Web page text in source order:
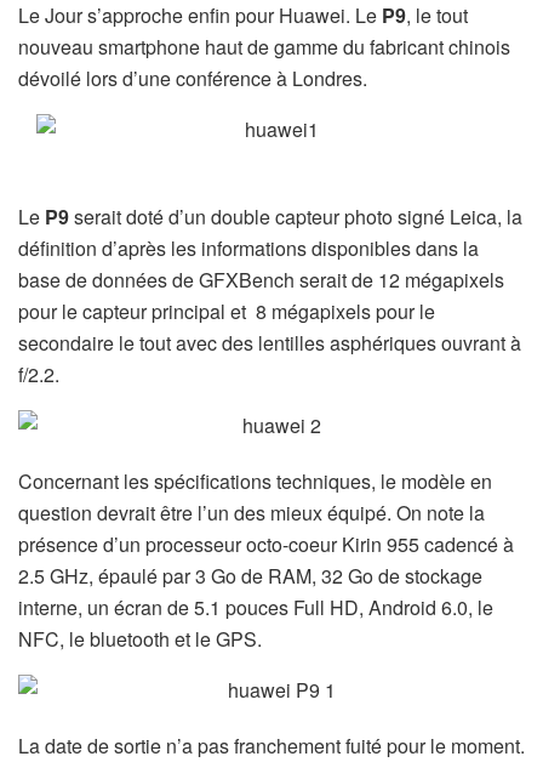
Le Jour s’approche enfin pour Huawei. Le P9, le tout
nouveau smartphone haut de gamme du fabricant chinois
dévoilé lors d’une conférence à Londres.
Le P9serait doté d’un double capteur photo signé Leica, la
définition d’après les informations disponibles dans la
base de données de GFXBench serait de 12 mégapixels
pour le capteur principal et 8 mégapixels pour le
secondaire le tout avec des lentilles asphériques ouvrant à
f/2.2.
Concernant les spécifications techniques, le modèle en
question devrait être l’un des mieux équipé. On note la
présence d’un processeur octo-coeur Kirin 955 cadencé à
2.5 GHz, épaulé par 3 Go de RAM, 32 Go de stockage
interne, un écran de 5.1 pouces Full HD, Android 6.0, le
NFC, le bluetooth et le GPS.
La date de sortie n’a pas franchement fuité pour le moment.